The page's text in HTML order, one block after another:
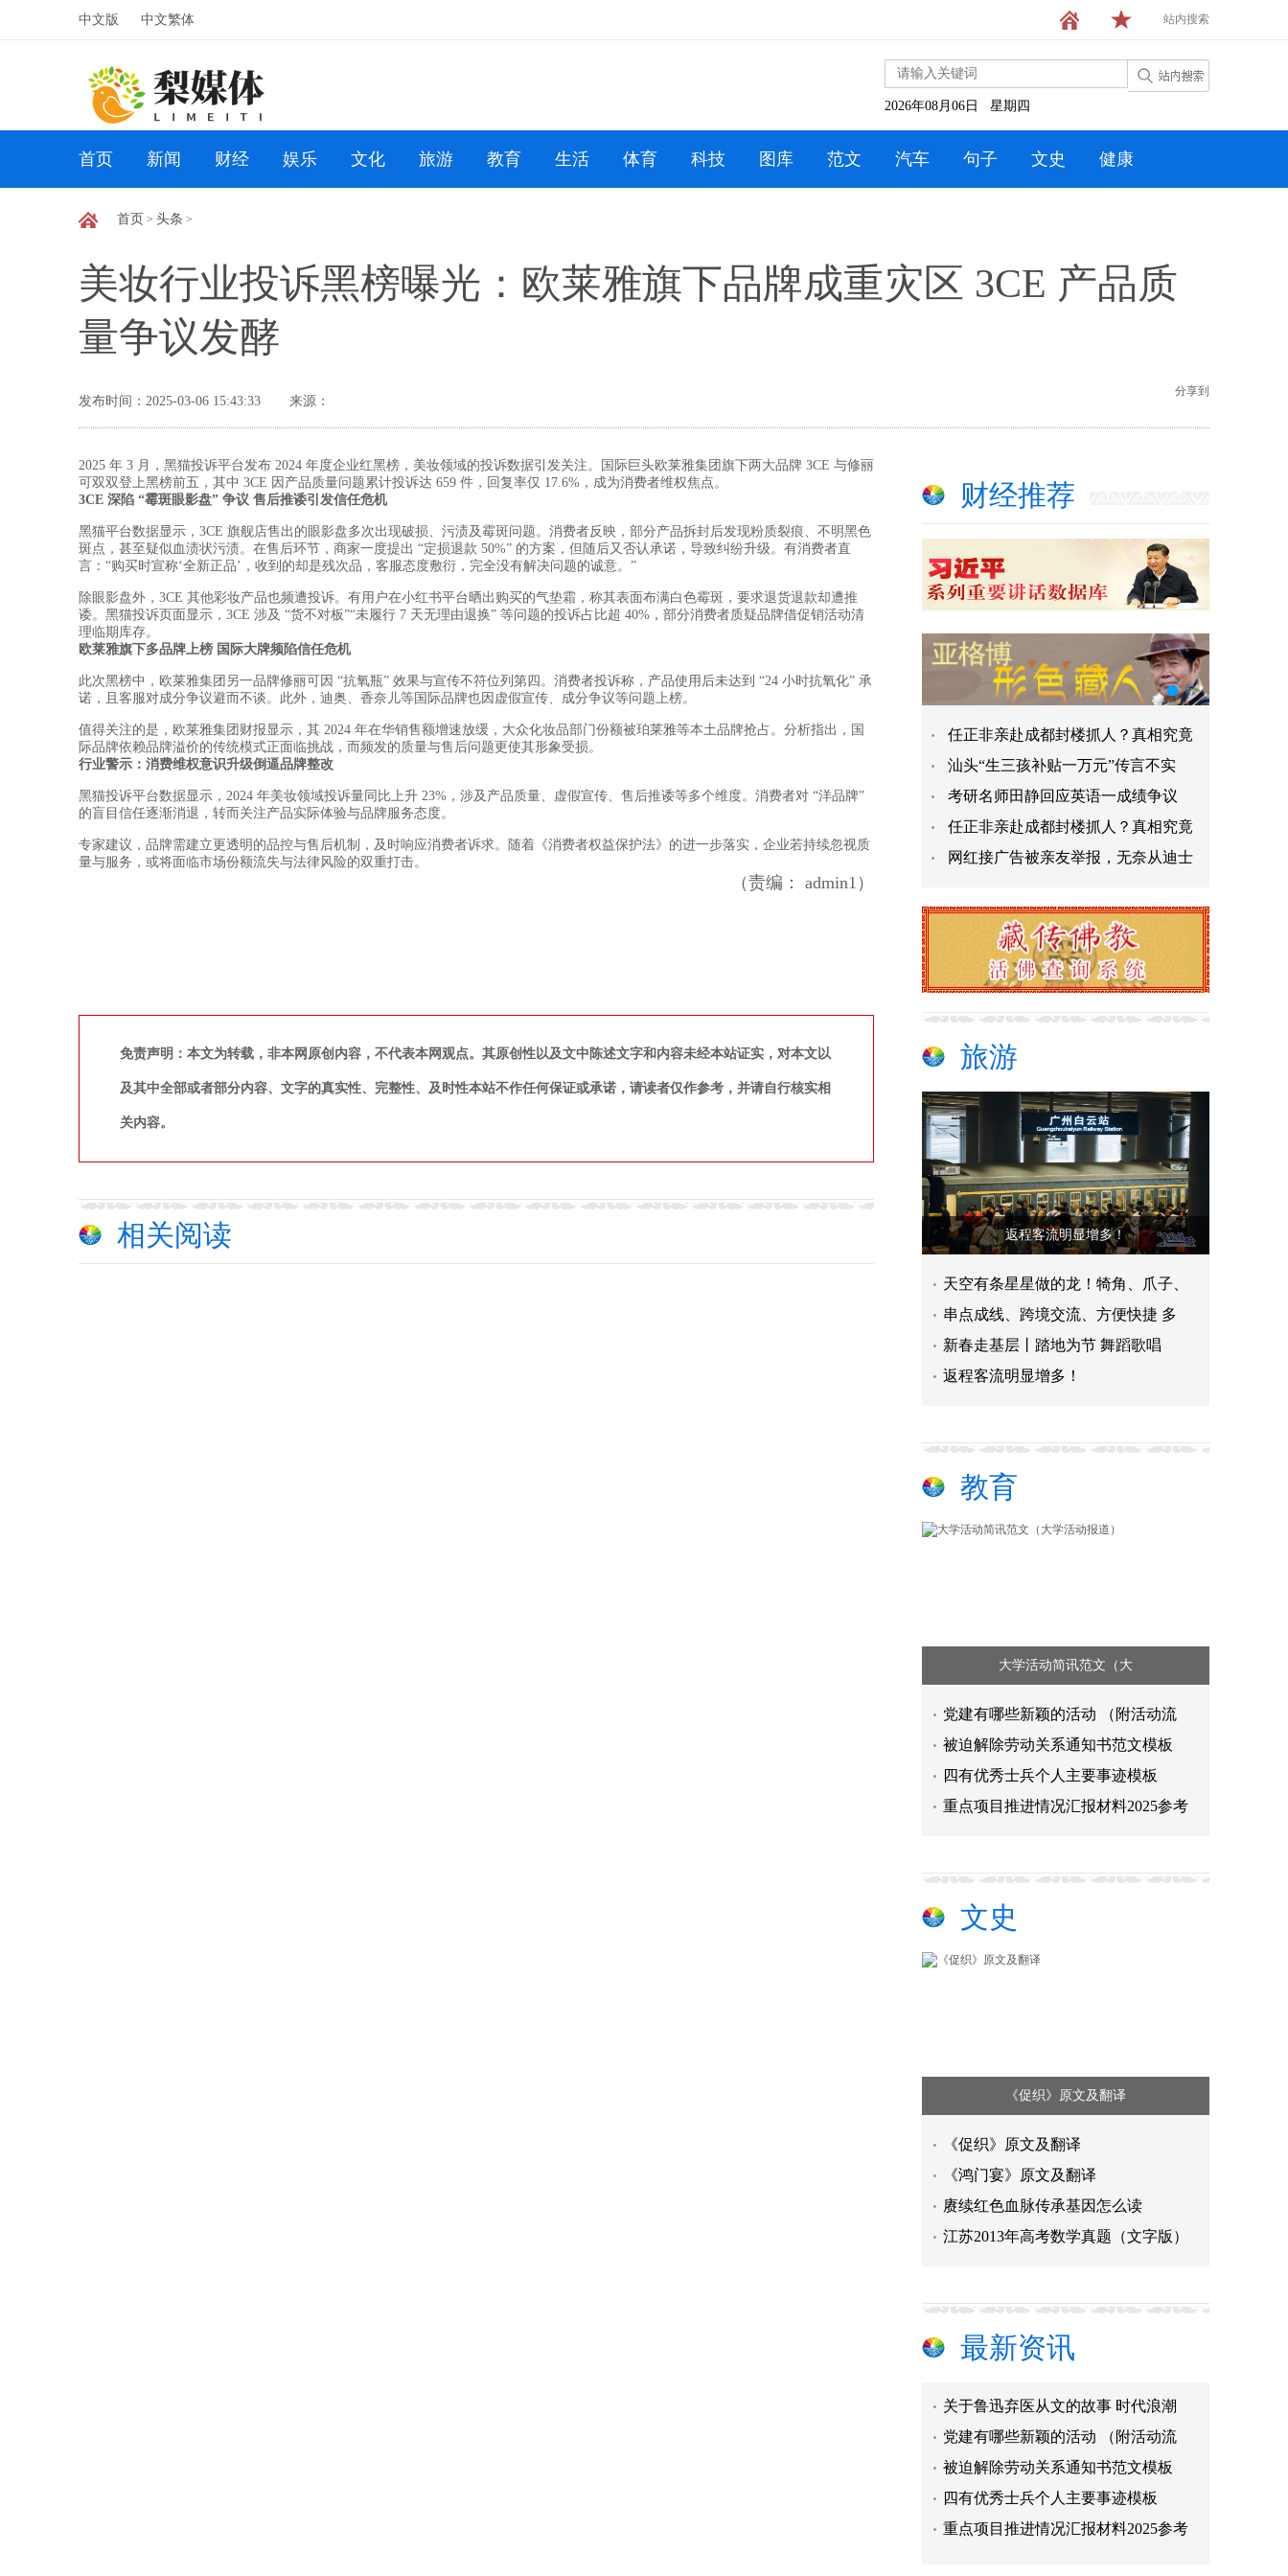
中文版 中文繁体 站内搜索
2026年08月06日 星期四
首页 新闻 财经 娱乐 文化 旅游 教育 生活 体育 科技 图库 范文 汽车 句子 文史 健康
首页 > 头条 >
美妆行业投诉黑榜曝光：欧莱雅旗下品牌成重灾区 3CE 产品质
量争议发酵
发布时间：2025-03-06 15:43:33 来源：
分享到
2025 年 3 月，黑猫投诉平台发布 2024 年度企业红黑榜，美妆领域的投诉数据引发关注。国际巨头欧莱雅集团旗下两大品牌 3CE 与修丽
可双双登上黑榜前五，其中 3CE 因产品质量问题累计投诉达 659 件，回复率仅 17.6%，成为消费者维权焦点。
3CE 深陷 “霉斑眼影盘” 争议 售后推诿引发信任危机
黑猫平台数据显示，3CE 旗舰店售出的眼影盘多次出现破损、污渍及霉斑问题。消费者反映，部分产品拆封后发现粉质裂痕、不明黑色
斑点，甚至疑似血渍状污渍。在售后环节，商家一度提出 “定损退款 50%” 的方案，但随后又否认承诺，导致纠纷升级。有消费者直
言：“购买时宣称‘全新正品’，收到的却是残次品，客服态度敷衍，完全没有解决问题的诚意。”
除眼影盘外，3CE 其他彩妆产品也频遭投诉。有用户在小红书平台晒出购买的气垫霜，称其表面布满白色霉斑，要求退货退款却遭推
诿。黑猫投诉页面显示，3CE 涉及 “货不对板”“未履行 7 天无理由退换” 等问题的投诉占比超 40%，部分消费者质疑品牌借促销活动清
理临期库存。
欧莱雅旗下多品牌上榜 国际大牌频陷信任危机
此次黑榜中，欧莱雅集团另一品牌修丽可因 “抗氧瓶” 效果与宣传不符位列第四。消费者投诉称，产品使用后未达到 “24 小时抗氧化” 承
诺，且客服对成分争议避而不谈。此外，迪奥、香奈儿等国际品牌也因虚假宣传、成分争议等问题上榜。
值得关注的是，欧莱雅集团财报显示，其 2024 年在华销售额增速放缓，大众化妆品部门份额被珀莱雅等本土品牌抢占。分析指出，国
际品牌依赖品牌溢价的传统模式正面临挑战，而频发的质量与售后问题更使其形象受损。
行业警示：消费维权意识升级倒逼品牌整改
黑猫投诉平台数据显示，2024 年美妆领域投诉量同比上升 23%，涉及产品质量、虚假宣传、售后推诿等多个维度。消费者对 “洋品牌”
的盲目信任逐渐消退，转而关注产品实际体验与品牌服务态度。
专家建议，品牌需建立更透明的品控与售后机制，及时响应消费者诉求。随着《消费者权益保护法》的进一步落实，企业若持续忽视质
量与服务，或将面临市场份额流失与法律风险的双重打击。
（责编： admin1）
免责声明：本文为转载，非本网原创内容，不代表本网观点。其原创性以及文中陈述文字和内容未经本站证实，对本文以
及其中全部或者部分内容、文字的真实性、完整性、及时性本站不作任何保证或承诺，请读者仅作参考，并请自行核实相
关内容。
相关阅读
财经推荐
任正非亲赴成都封楼抓人？真相究竟
汕头“生三孩补贴一万元”传言不实
考研名师田静回应英语一成绩争议​
任正非亲赴成都封楼抓人？真相究竟
网红接广告被亲友举报，无奈从迪士
旅游
返程客流明显增多！
天空有条星星做的龙！犄角、爪子、
串点成线、跨境交流、方便快捷 多
新春走基层丨踏地为节 舞蹈歌唱
返程客流明显增多！
教育
大学活动简讯范文（大
党建有哪些新颖的活动 （附活动流
被迫解除劳动关系通知书范文模板
四有优秀士兵个人主要事迹模板
重点项目推进情况汇报材料2025参考
文史
​《促织》原文及翻译
​《促织》原文及翻译
《鸿门宴》原文及翻译
赓续红色血脉传承基因怎么读
江苏2013年高考数学真题（文字版）
最新资讯
党建有哪些新颖的活动 （附活动流
被迫解除劳动关系通知书范文模板
四有优秀士兵个人主要事迹模板
重点项目推进情况汇报材料2025参考
省政府奖学金申请书1000字最新
中考加油的句子收集30条 助力考生
话中秋作文600字 最新分享5篇
挚友如斯的内涵